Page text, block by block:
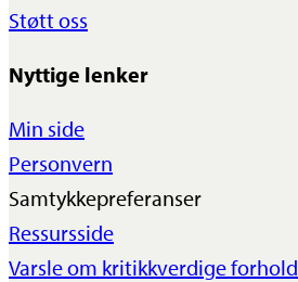
Støtt oss
Nyttige lenker
Min side
Personvern
Samtykkepreferanser
Ressursside
Varsle om kritikkverdige forhold